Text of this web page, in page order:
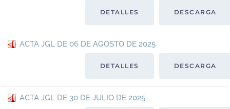
DESCARGA
DETALLES
ACTA JGL DE 06 DE AGOSTO DE 2025
DESCARGA
DETALLES
ACTA JGL DE 30 DE JULIO DE 2025